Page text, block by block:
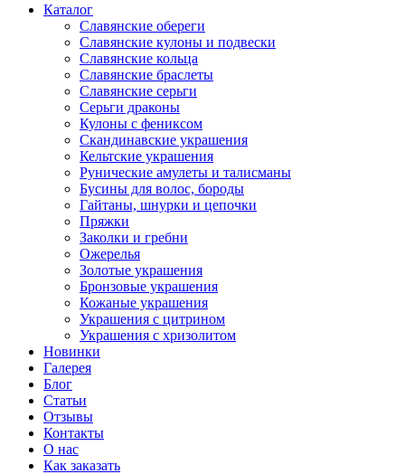
Каталог
Славянские обереги
Славянские кулоны и подвески
Славянские кольца
Славянские браслеты
Славянские серьги
Серьги драконы
Кулоны с фениксом
Скандинавские украшения
Кельтские украшения
Рунические амулеты и талисманы
Бусины для волос, бороды
Гайтаны, шнурки и цепочки
Пряжки
Заколки и гребни
Ожерелья
Золотые украшения
Бронзовые украшения
Кожаные украшения
Украшения с цитрином
Украшения с хризолитом
Новинки
Галерея
Блог
Статьи
Отзывы
Контакты
О нас
Как заказать